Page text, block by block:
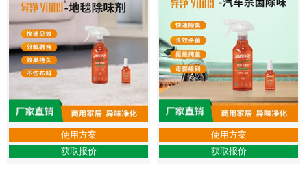
使用方案
获取报价
使用方案
获取报价